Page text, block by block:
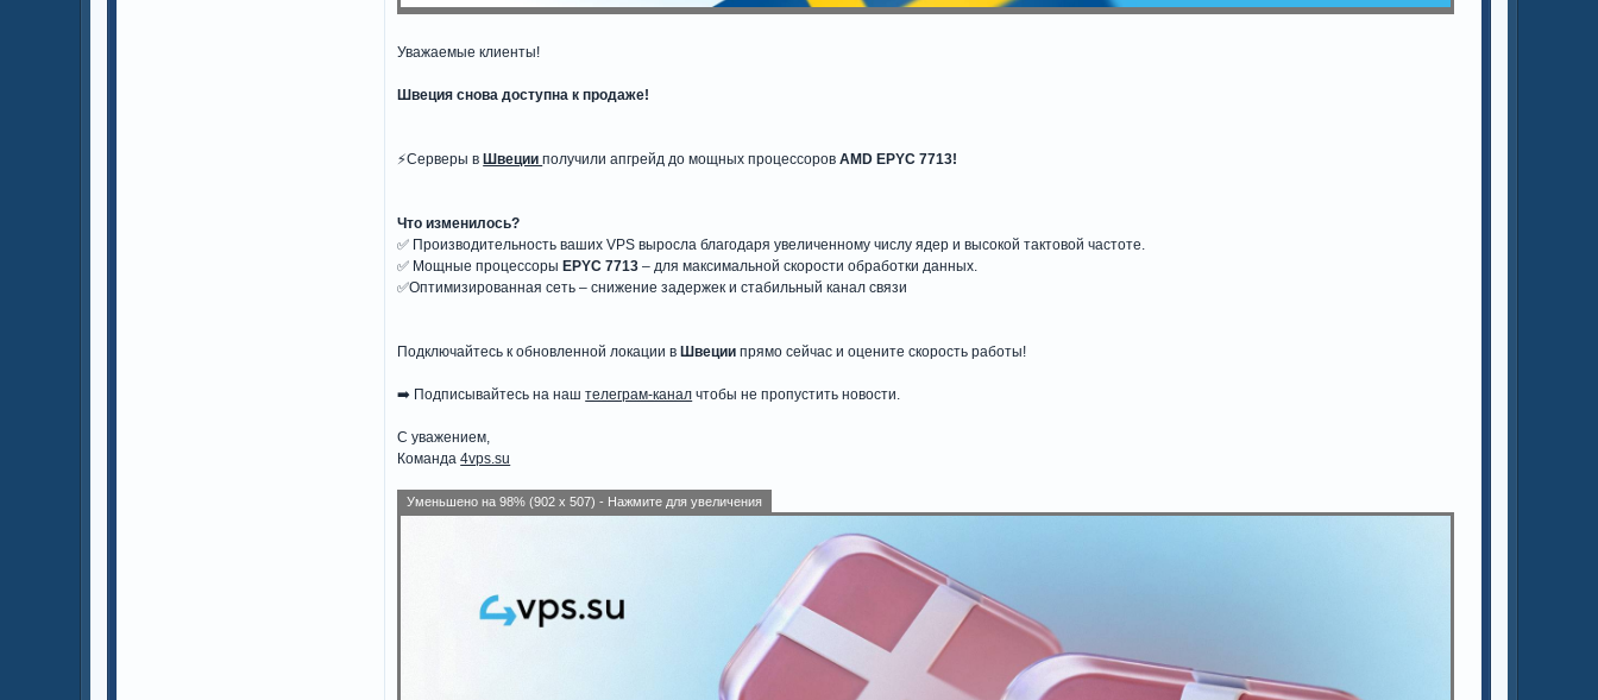
Уважаемые клиенты!
Швеция снова доступна к продаже!
⚡️Серверы в Швецииполучили апгрейд до мощных процессоровAMD EPYC 7713!
Что изменилось?
✅ Производительность ваших VPS выросла благодаря увеличенному числу ядер и высокой тактовой частоте.
✅ Мощные процессоры EPYC 7713 – для максимальной скорости обработки данных.
✅Оптимизированная сеть – снижение задержек и стабильный канал связи
Подключайтесь к обновленной локации в Швеции прямо сейчас и оцените скорость работы!
➡️ Подписывайтесь на наштелеграм-канал чтобы не пропустить новости.
С уважением,
Команда4vps.su
Уменьшено на 98% (902 x 507) - Нажмите для увеличения